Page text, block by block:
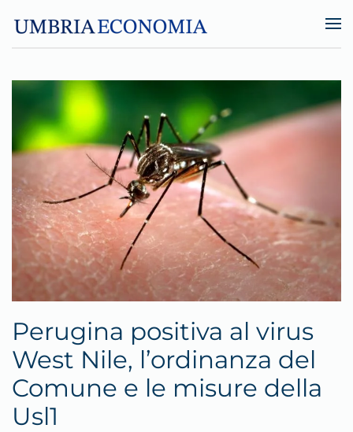
Perugina positiva al virus
West Nile, l’ordinanza del
Comune e le misure della
Usl1